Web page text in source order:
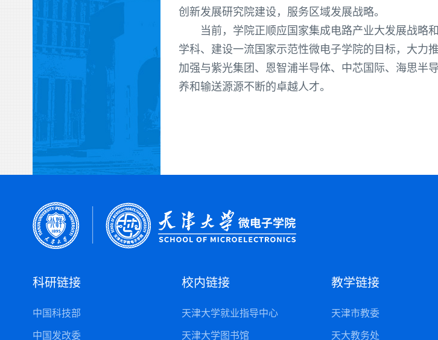
创新发展研究院建设，服务区域发展战略。
当前，学院正顺应国家集成电路产业大发展战略和
学科、建设一流国家示范性微电子学院的目标，大力
加强与紫光集团、恩智浦半导体、中芯国际、海思半
养和输送源源不断的卓越人才。
科研链接
中国科技部
中国发改委
校内链接
天津大学就业指导中心
天津大学图书馆
教学链接
天津市教委
天大教务处